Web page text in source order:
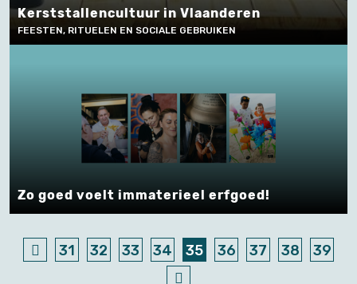
Zo goed voelt immaterieel erfgoed!
Kerststallencultuur in Vlaanderen
FEESTEN, RITUELEN EN SOCIALE GEBRUIKEN
31 32 33 34 35 36 37 38 39